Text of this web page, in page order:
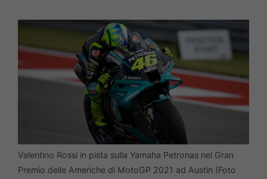
Valentino Rossi in pista sulla Yamaha Petronas nel Gran
Premio delle Americhe di MotoGP 2021 ad Austin (Foto